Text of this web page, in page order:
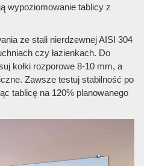
wypoziomowanie tablicy z
ze stali nierdzewnej AISI 304
czy łazienkach. Do
kołki rozporowe 8-10 mm, a
Zawsze testuj stabilność po
tablicę na 120% planowanego